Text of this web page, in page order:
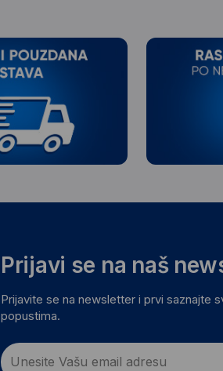
Prijavi se na naš
Prijavite se na newsletter i prvi saznajte
popustima.